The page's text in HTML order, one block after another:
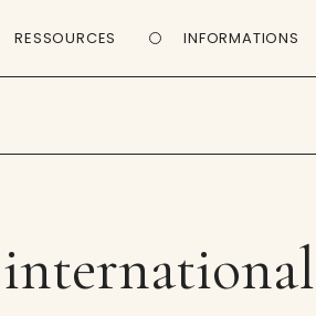
RESSOURCES INFORMATIONS